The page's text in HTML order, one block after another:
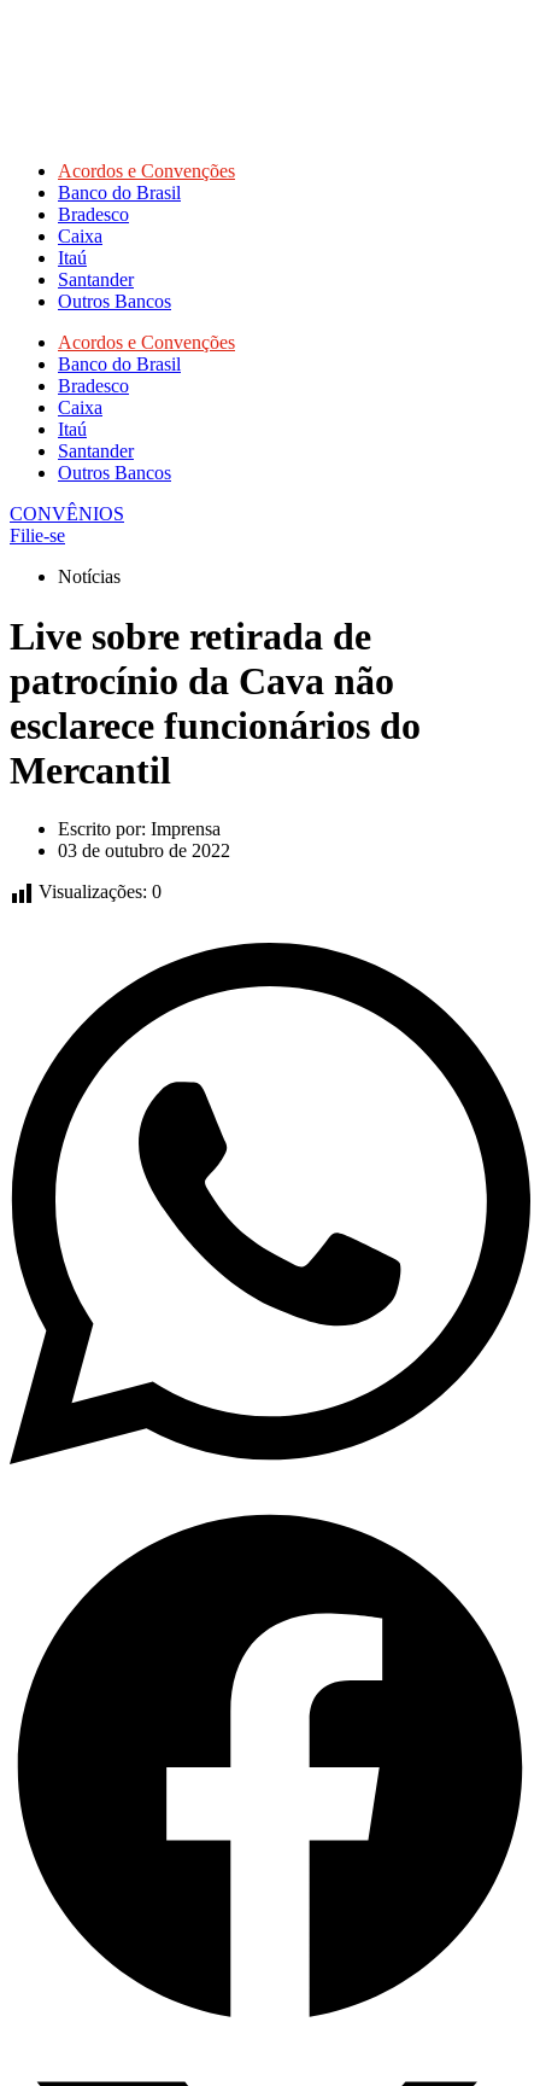
Acordos e Convenções
Banco do Brasil
Bradesco
Caixa
Itaú
Santander
Outros Bancos
Acordos e Convenções
Banco do Brasil
Bradesco
Caixa
Itaú
Santander
Outros Bancos
CONVÊNIOS
Filie-se
Notícias
Live sobre retirada de
patrocínio da Cava não
esclarece funcionários do
Mercantil
Escrito por: Imprensa
03 de outubro de 2022
Visualizações: 0